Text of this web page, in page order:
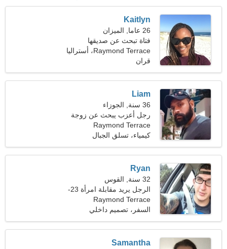
Kaitlyn
26 عاما, الميزان
فتاة تبحث عن صديقها
Raymond Terrace، أستراليا
قران
Liam
36 سنة, الجوزاء
رجل أعزب يبحث عن زوجة
Raymond Terrace
كيمياء، تسلق الجبال
Ryan
32 سنة, القوس
الرجل يريد مقابلة امرأة 23-
31
Raymond Terrace
السفر، تصميم داخلي
Samantha